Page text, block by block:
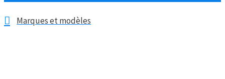
Marques et modèles